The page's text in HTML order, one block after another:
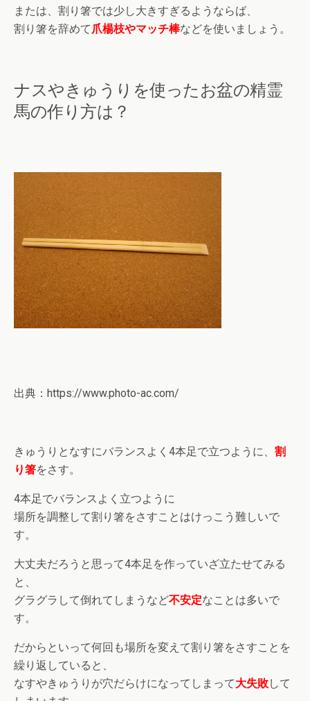
または、割り箸では少し大きすぎるようならば、
割り箸を辞めて爪楊枝やマッチ棒などを使いましょう。
ナスやきゅうりを使ったお盆の精霊
馬の作り方は？
出典：https://www.photo-ac.com/
きゅうりとなすにバランスよく4本足で立つように、 割
り箸をさす。
4本足でバランスよく立つように
場所を調整して割り箸をさすことはけっこう難しいで
す。
大丈夫だろうと思って4本足を作っていざ立たせてみる
と、
グラグラして倒れてしまうなど不安定なことは多いで
す。
だからといって何回も場所を変えて割り箸をさすことを
繰り返していると、
なすやきゅうりが穴だらけになってしまって大失敗して